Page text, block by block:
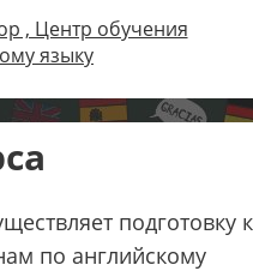
, Центр обучения
языку
подготовку к
по английскому